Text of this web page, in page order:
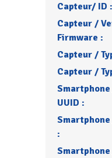
Capteur/ ID :
Capteur /
Firmware :
Capteur /
Capteur /
UUID :
: